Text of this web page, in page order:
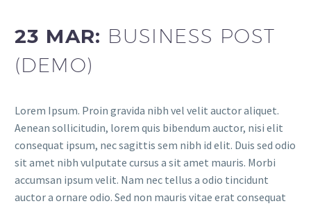
23 MAR: BUSINESS POST
(DEMO)
Lorem Ipsum. Proin gravida nibh vel velit auctor aliquet.
Aenean sollicitudin, lorem quis bibendum auctor, nisi elit
consequat ipsum, nec sagittis sem nibh id elit. Duis sed odio
sit amet nibh vulputate cursus a sit amet mauris. Morbi
accumsan ipsum velit. Nam nec tellus a odio tincidunt
auctor a ornare odio. Sed non mauris vitae erat consequat